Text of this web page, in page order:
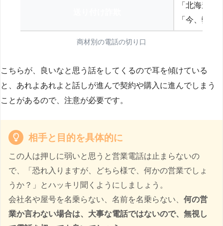
「北海道
「今、弊
商材別の電話の切り口
こちらが、良いなと思う話をしてくるので耳を傾けている
と、あれよあれよと話しが進んで契約や購入に進んでしまう
ことがあるので、注意が必要です。
相手と目的を具体的に
この人は押しに弱いと思うと営業電話は止まらないの
で、「恐れ入りますが、どちら様で、何かの営業でしょ
うか？」とハッキリ聞くようにしましょう。
会社名や屋号を名乗らない、名前を名乗らない、 何の営
業か言わない場合は、大事な電話ではないので、無視し